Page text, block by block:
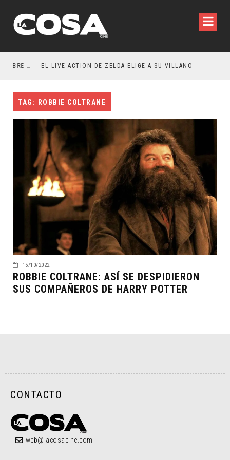
RESEÑA LA INVITACIÓN: OLIVIA WILDE REFLEXIONA SOBRE LA VIDA CONYUGAL EL LIVE-ACTION DE ZELDA ELIGE A SU VILLANO
TAG: ROBBIE COLTRANE
15/10/2022
ROBBIE COLTRANE: ASÍ SE DESPIDIERON
SUS COMPAÑEROS DE HARRY POTTER
CONTACTO
web@lacosacine.com